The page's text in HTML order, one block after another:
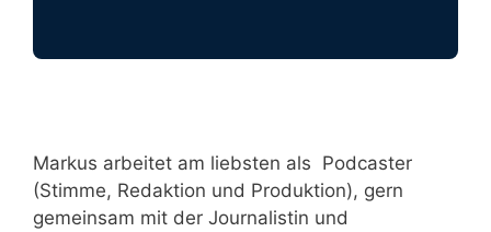
Markus arbeitet am liebsten als Podcaster
(Stimme, Redaktion und Produktion), gern
gemeinsam mit der Journalistin und